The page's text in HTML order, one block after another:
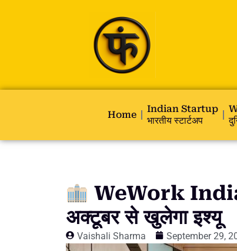
Home
Indian Startup
भारतीय स्टार्टअप
WeWork India
अक्टूबर से खुलेगा इश्यू
Vaishali Sharma September 29,